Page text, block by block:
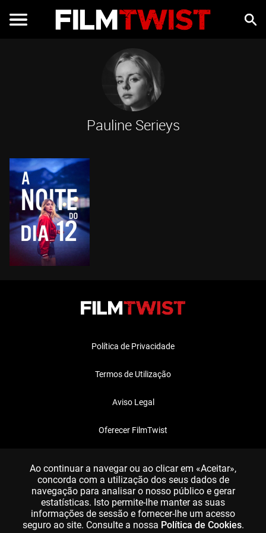
Pauline Serieys
Política de Privacidade
Termos de Utilização
Aviso Legal
Oferecer FilmTwist
Ao continuar a navegar ou ao clicar em «Aceitar»,
concorda com a utilização dos seus dados de
navegação para analisar o nosso público e gerar
estatísticas. Isto permite-lhe manter as suas
informações de sessão e fornecer-lhe um acesso
seguro ao site. Consulte a nossa Política de Cookies.